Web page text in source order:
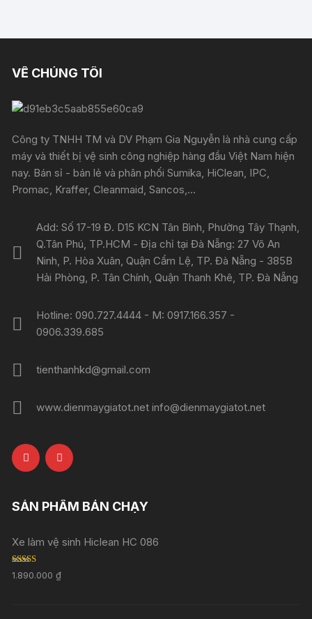
VỀ CHÚNG TÔI
Công ty TNHH TM và DV Phạm Gia Nguyễn là nhà cung cấp
máy và thiết bị vệ sinh công nghiệp hàng đầu Việt Nam hiện
nay. Bán sỉ - bán lẻ và phân phối Sumika, HiClean, IPC,
Promac, Kraffer, Cleanmaid, Sancos,...
Add: Số 17-19 Đ. D15 KCN Tân Bình, Phường Tây Thạnh,
Q.Tân Phú, TP.HCM - Địa chỉ tại Đà Nẵng: 27 Võ An
Ninh, P. Hòa Xuân, Quận Cẩm Lệ, TP. Đà Nẵng - 385B
Hải Phòng, P. Tân Chính, Quận Thanh Khê, TP. Đà Nẵng
Hotline: 090.727.4444 - M: 0917.166.357 -
0906.339.685
tienthanhkd@gmail.com
www.dienmaygiatot.net info@dienmaygiatot.net
SẢN PHẨM BÁN CHẠY
Xe làm vệ sinh Hiclean HC 086
Rated 5.00
out of 5
1.890.000₫